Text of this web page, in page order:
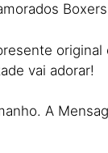
original
vai adorar!
A